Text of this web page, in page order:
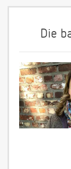
Die